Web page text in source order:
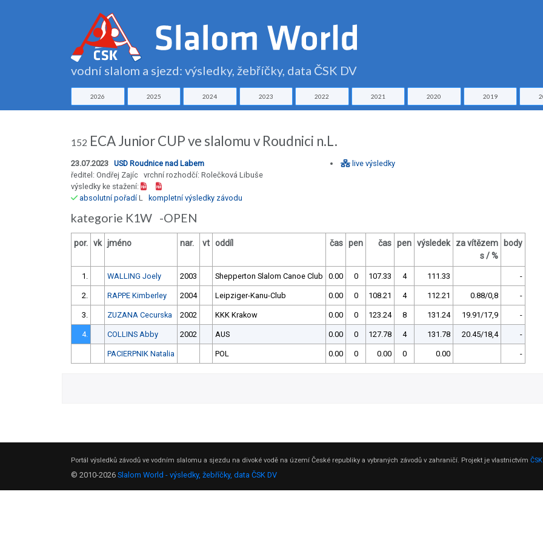
vodní slalom a sjezd: výsledky, žebříčky, data ČSK DV
2026 2025 2024 2023 2022 2021 2020 2019
152 ECA Junior CUP ve slalomu v Roudnici n.L.
23.07.2023 USD Roudnice nad Labem
ředitel: Ondřej Zajíc vrchní rozhodčí: Rolečková Libuše
výsledky ke stažení:
absolutní pořadíL kompletní výsledky závodu
live výsledky
kategorie K1W -OPEN
por. vk jméno nar. vt oddíl čas pen čas pen výsledek
za vítězem
s / %
body
1. WALLING Joely 2003 Shepperton Slalom Canoe Club 0.00 0 107.33 4 111.33 -
2. RAPPE Kimberley 2004 Leipziger-Kanu-Club 0.00 0 108.21 4 112.21 0.88/0,8 -
3. ZUZANA Cecurska 2002 KKK Krakow 0.00 0 123.24 8 131.24 19.91/17,9 -
4. COLLINS Abby 2002 AUS 0.00 0 127.78 4 131.78 20.45/18,4 -
PACIERPNIK Natalia POL 0.00 0 0.00 0 0.00 -
Portál výsledků závodů ve vodním slalomu a sjezdu na divoké vodě na území České republiky a vybraných závodů v zahraničí. Projekt je vlastnictvím
© 2010-2026 Slalom World - výsledky, žebříčky, data ČSK DV